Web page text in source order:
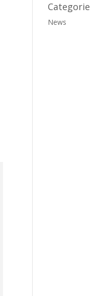
Categorie
News